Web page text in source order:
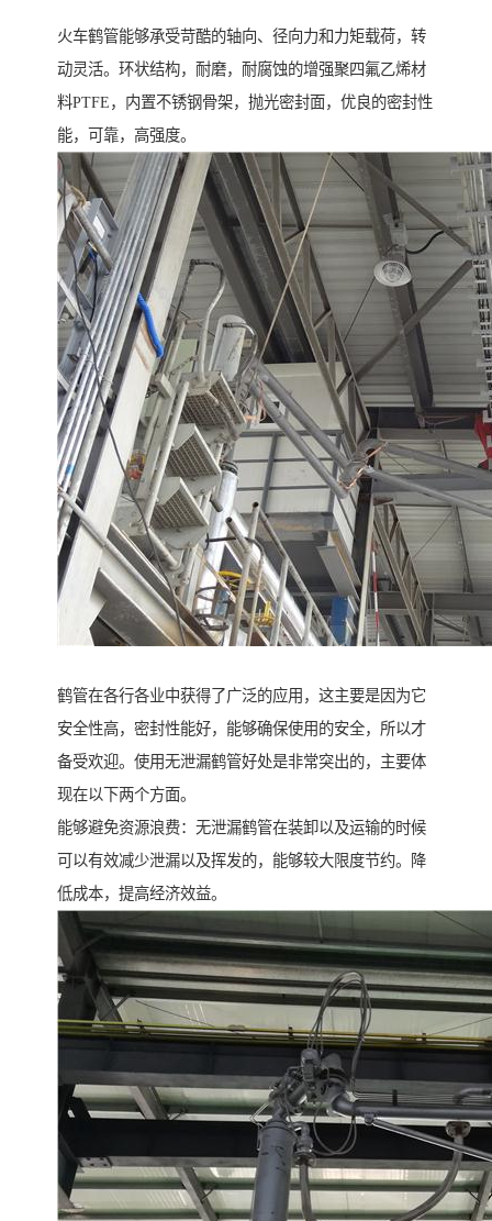
火车鹤管能够承受苛酷的轴向、径向力和力矩载荷，转
动灵活。环状结构，耐磨，耐腐蚀的增强聚四氟乙烯材
料PTFE，内置不锈钢骨架，抛光密封面，优良的密封性
能，可靠，高强度。
鹤管在各行各业中获得了广泛的应用，这主要是因为它
安全性高，密封性能好，能够确保使用的安全，所以才
备受欢迎。使用无泄漏鹤管好处是非常突出的，主要体
现在以下两个方面。
能够避免资源浪费：无泄漏鹤管在装卸以及运输的时候
可以有效减少泄漏以及挥发的，能够较大限度节约。降
低成本，提高经济效益。